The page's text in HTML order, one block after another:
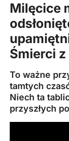
Milęcice
Śmierci
To ważne
tamtych
Niech ta
przyszłych